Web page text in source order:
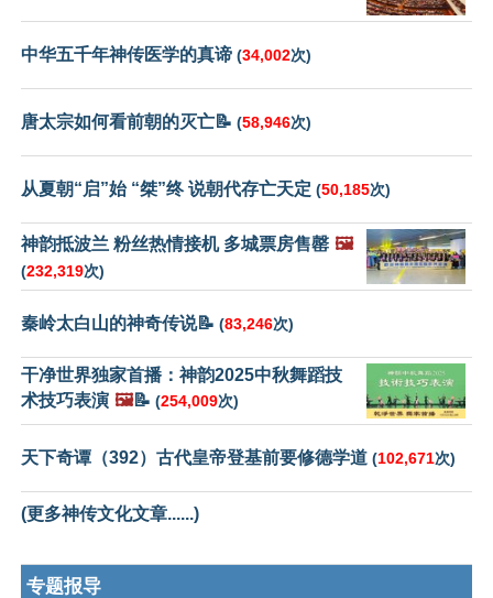
中华五千年神传医学的真谛 (34,002次)
唐太宗如何看前朝的灭亡📝 (58,946次)
从夏朝“启”始 “桀”终 说朝代存亡天定 (50,185次)
神韵抵波兰 粉丝热情接机 多城票房售罄 🖼️
(232,319次)
秦岭太白山的神奇传说📝 (83,246次)
干净世界独家首播：神韵2025中秋舞蹈技
术技巧表演 🖼️📝 (254,009次)
天下奇谭（392）古代皇帝登基前要修德学道 (102,671次)
(更多神传文化文章......)
专题报导